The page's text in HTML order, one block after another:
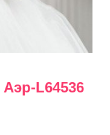
Аэр-L64536